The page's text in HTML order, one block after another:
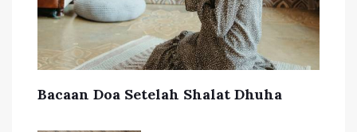
Bacaan Doa Setelah Shalat Dhuha